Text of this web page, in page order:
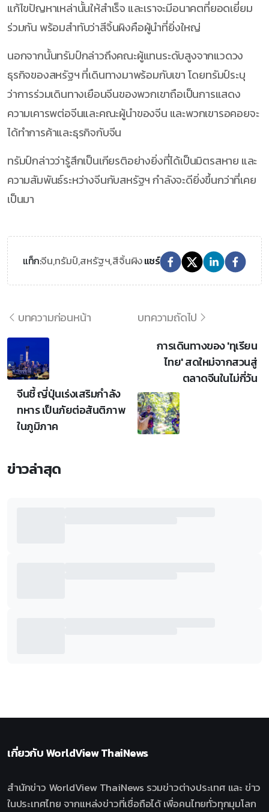
แก้ไขปัญหาเหล่านั้นให้สำเร็จ และเราจะมีอนาคตที่ยอดเยี่ยม
ร่วมกัน พร้อมสำทับว่าสีจิ้นผิงคือผู้นำที่ยิ่งใหญ่
นอกจากนั้นทรัมป์กล่าวถึงคณะผู้แทนระดับสูงจากแวดวง
ธุรกิจของสหรัฐฯ ที่เดินทางมาพร้อมกับเขา โดยทรัมป์ระบุ
ว่าการร่วมเดินทางเยือนจีนของพวกเขาถือเป็นการแสดง
ความเคารพต่อจีนและคณะผู้นำของจีน และพวกเขารอคอยจะ
ได้ทำการค้าและธุรกิจกับจีน
ทรัมป์กล่าวว่ารู้สึกเป็นเกียรติอย่างยิ่งที่ได้เป็นมิตรสหาย และ
ความสัมพันธ์ระหว่างจีนกับสหรัฐฯ กำลังจะดียิ่งขึ้นกว่าที่เคย
เป็นมา
แท็ก:จีน,ทรัมป์,สหรัฐฯ,สีจิ้นผิงแชร์
บทความก่อนหน้า
จีนชี้ ญี่ปุ่นเร่งเสริมกำลัง
ทหาร เป็นภัยต่อสันติภาพ
ในภูมิภาค
บทความถัดไป
การเดินทางของ 'ทุเรียน
ไทย' สดใหม่จากสวนสู่
ตลาดจีนในไม่กี่วัน
ข่าวล่าสุด
เกี่ยวกับWorldView ThaiNews
สำนักข่าว WorldView ThaiNews รวมข่าวต่างประเทศ และ ข่าว
ในประเทศไทย จากแหล่งข่าวที่เชื่อถือได้ เพื่อคนไทยทั่วทุกมุมโลก